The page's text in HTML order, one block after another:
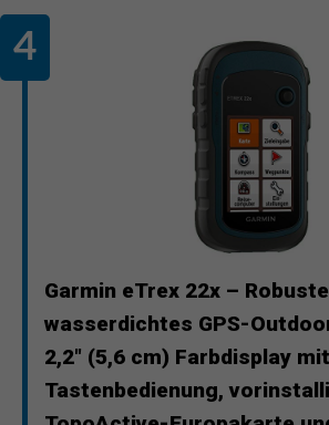
Garmin eTrex 22x –
wasserdichtes GPS-
2,2" (5,6 cm) Farbdisplay mit
Tastenbedienung,